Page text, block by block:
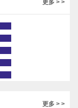
更多 > >
更多 > >